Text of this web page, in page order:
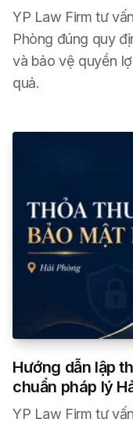
YP Law Firm tư
Phòng đúng quy
và bảo vệ quyền
quả.
Hướng dẫn lập
chuẩn pháp lý
YP Law Firm tư